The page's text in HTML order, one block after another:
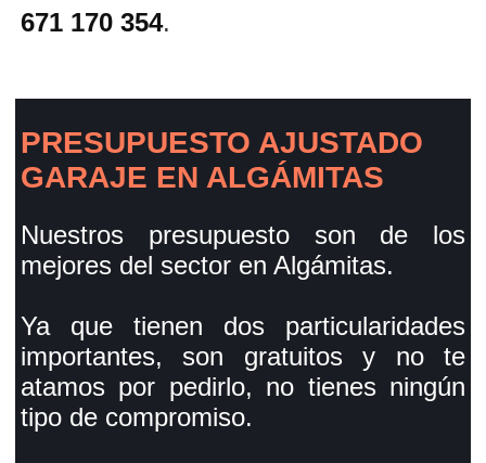
671 170 354.
PRESUPUESTO AJUSTADO
GARAJE EN ALGÁMITAS
Nuestros presupuesto son de los
mejores del sector en Algámitas.
Ya que tienen dos particularidades
importantes, son gratuitos y no te
atamos por pedirlo, no tienes ningún
tipo de compromiso.